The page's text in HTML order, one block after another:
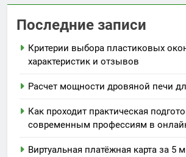
Последние записи
Критерии выбора пластиковых
характеристик и отзывов
Расчет мощности дровяной печи
Как проходит практическая
современным профессиям в
Виртуальная платёжная карта за 5